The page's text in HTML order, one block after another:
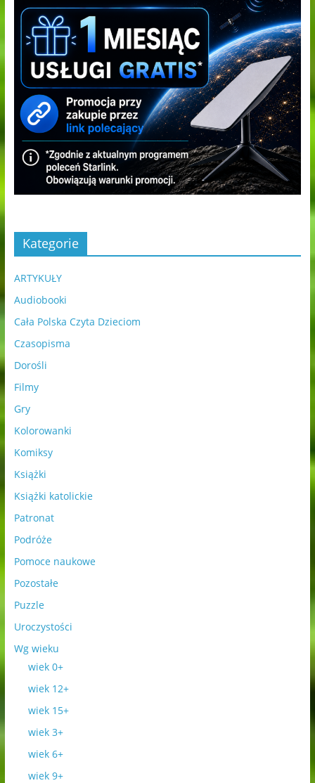
Kategorie
ARTYKUŁY
Audiobooki
Cała Polska Czyta Dzieciom
Czasopisma
Dorośli
Filmy
Gry
Kolorowanki
Komiksy
Książki
Książki katolickie
Patronat
Podróże
Pomoce naukowe
Pozostałe
Puzzle
Uroczystości
Wg wieku
wiek 0+
wiek 12+
wiek 15+
wiek 3+
wiek 6+
wiek 9+